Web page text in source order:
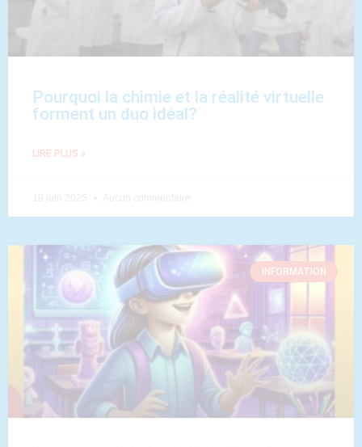
Pourquoi la chimie et la réalité virtuelle
forment un duo idéal?
LIRE PLUS »
INFORMATION